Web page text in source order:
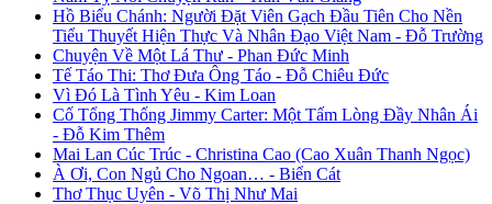
Hồ Biểu Chánh: Người Đặt Viên Gạch Đầu Tiên Cho Nền
Tiểu Thuyết Hiện Thực Và Nhân Đạo Việt Nam - Đỗ Trường
Chuyện Về Một Lá Thư - Phan Đức Minh
Tế Táo Thi: Thơ Đưa Ông Táo - Đỗ Chiêu Đức
Vì Đó Là Tình Yêu - Kim Loan
Cố Tổng Thống Jimmy Carter: Một Tấm Lòng Đầy Nhân Ái
- Đỗ Kim Thêm
Mai Lan Cúc Trúc - Christina Cao (Cao Xuân Thanh Ngọc)
À Ơi, Con Ngủ Cho Ngoan… - Biển Cát
Thơ Thục Uyên - Võ Thị Như Mai